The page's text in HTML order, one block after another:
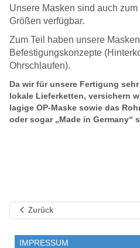
Unsere Masken sind auch
Größen verfügbar.
Zum Teil haben unsere
Befestigungskonzepte
Ohrschlaufen).
Da wir für unsere Fertigung
lokale Lieferketten, versichern
lagige OP-Maske sowie das
oder sogar „Made in Germany“
Zurück
IMPRESSUM